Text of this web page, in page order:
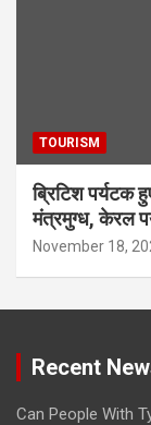
TOURISM
ब्रिटिश पर्यटक
मंत्रमुग्ध, केरल
November 18,
Recent
Can People With